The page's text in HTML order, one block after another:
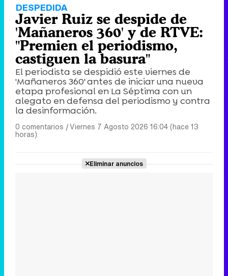
DESPEDIDA
Javier Ruiz se despide de
'Mañaneros 360' y de RTVE:
"Premien el periodismo,
castiguen la basura"
El periodista se despidió este viernes de
'Mañaneros 360' antes de iniciar una nueva
etapa profesional en La Séptima con un
alegato en defensa del periodismo y contra
la desinformación.
0 comentarios |Viernes 7 Agosto 2026 16:04 (hace 13
horas)
Eliminar anuncios